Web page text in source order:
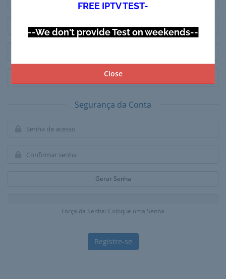
FREE IPTV TEST-
--We don't provide Test on weekends--
Close
Segurança da Conta
Gerar Senha
Força da Senha: Coloque uma Senha